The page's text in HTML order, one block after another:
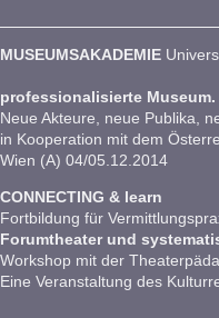
MUSEUMSAKADEMIE
professionalisierte Museum.
Neue Akteure, neue Publika,
in Kooperation mit dem
Wien (A) 04/05.12.2014
CONNECTING & learn
Fortbildung für
Forumtheater und
Workshop mit der
Eine Veranstaltung des